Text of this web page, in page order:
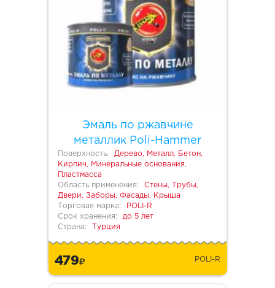
Эмаль по ржавчине
металлик Poli-Hammer
Поверхность:
Дерево, Металл, Бетон,
Кирпич, Минеральные основания,
Пластмасса
Область применения:
Стены, Трубы,
Двери, Заборы, Фасады, Крыша
Торговая марка:
POLI-R
Срок хранения:
до 5 лет
Страна:
Турция
479 POLI-R